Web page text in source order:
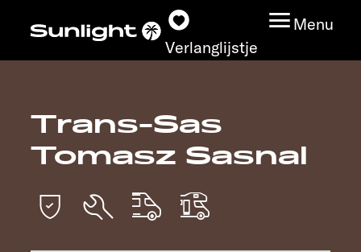
Verlanglijstje
Menu
Modeloverzicht
Vind jouw Sunlight
Trans-Sas
Tomasz Sasnal